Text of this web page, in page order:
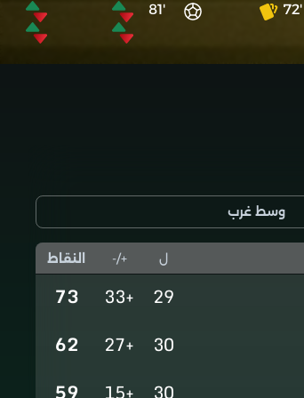
'72
'81
وسط غرب
ل +/- النقاط
29
+33
73
30
+27
62
30
+15
59